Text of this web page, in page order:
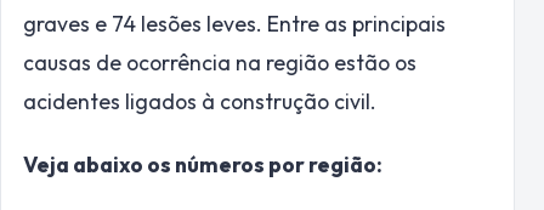
graves e 74 lesões leves. Entre as principais
causas de ocorrência na região estão os
acidentes ligados à construção civil.
Veja abaixo os números por região: